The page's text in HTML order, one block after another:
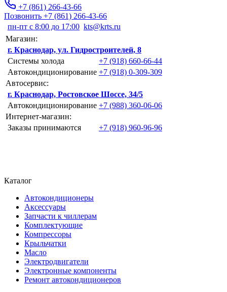
+7 (861) 266-43-66
Позвонить +7 (861) 266-43-66
пн-пт с 8:00 до 17:00 kts@krts.ru
Магазин:
г. Краснодар, ул. Гидростроителей, 8
Системы холода
+7 (918) 660-66-44
Автокондиционирование +7 (918) 0-309-309
Автосервис:
г. Краснодар, Ростовское Шоссе, 34/5
Автокондиционирование +7 (988) 360-06-06
Интернет-магазин:
Заказы принимаются
+7 (918) 960-96-96
Каталог
Автокондиционеры
Аксессуары
Запчасти к чиллерам
Комплектующие
Компрессоры
Крыльчатки
Масло
Электродвигатели
Электронные компоненты
Ремонт автокондиционеров